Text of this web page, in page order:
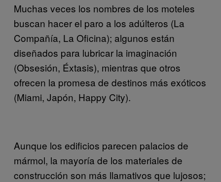
Muchas veces los nombres de los moteles
buscan hacer el paro a los adúlteros (La
Compañía, La Oficina); algunos están
diseñados para lubricar la imaginación
(Obsesión, Éxtasis), mientras que otros
ofrecen la promesa de destinos más exóticos
(Miami, Japón, Happy City).
Aunque los edificios parecen palacios de
mármol, la mayoría de los materiales de
construcción son más llamativos que lujosos;